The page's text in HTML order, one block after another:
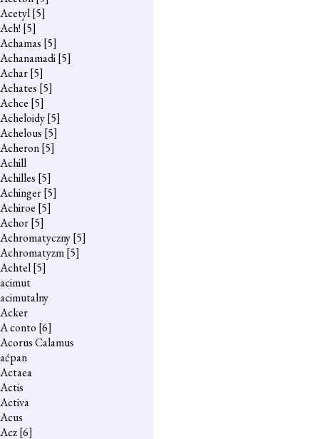
Acetyl[5]
Ach! [5]
Achamas [5]
Achanamadi[5]
Achar[5]
Achates [5]
Achce [5]
Acheloidy[5]
Achelous [5]
Acheron[5]
Achill
Achilles [5]
Achinger[5]
Achiroe [5]
Achor[5]
Achromatyczny[5]
Achromatyzm[5]
Achtel[5]
acimut
acimutalny
Acker
A conto [6]
Acorus Calamus
aćpan
Actaea
Actis
Activa
Acus
Acz[6]